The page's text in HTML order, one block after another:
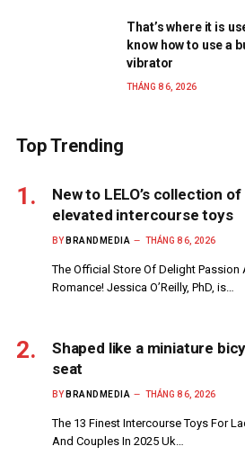
That’s where it is
know how to use a
vibrator
THÁNG 8 6, 2026
Top Trending
New to LELO’s collection of
elevated intercourse toys
BY BRANDMEDIA THÁNG 8 6, 2026
The Official Store Of Delight Passion
Romance! Jessica O’Reilly, PhD, is…
Shaped like a miniature
seat
BY BRANDMEDIA THÁNG 8 6, 2026
The 13 Finest Intercourse Toys For
And Couples In 2025 Uk…